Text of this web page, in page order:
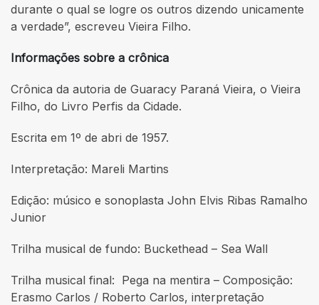
durante o qual se logre os outros dizendo unicamente
a verdade”, escreveu Vieira Filho.
Informações sobre a crônica
Crônica da autoria de Guaracy Paraná Vieira, o Vieira
Filho, do Livro Perfis da Cidade.
Escrita em 1º de abri de 1957.
Interpretação: Mareli Martins
Edição: músico e sonoplasta John Elvis Ribas Ramalho
Junior
Trilha musical de fundo: Buckethead – Sea Wall
Trilha musical final: Pega na mentira – Composição:
Erasmo Carlos / Roberto Carlos, interpretação